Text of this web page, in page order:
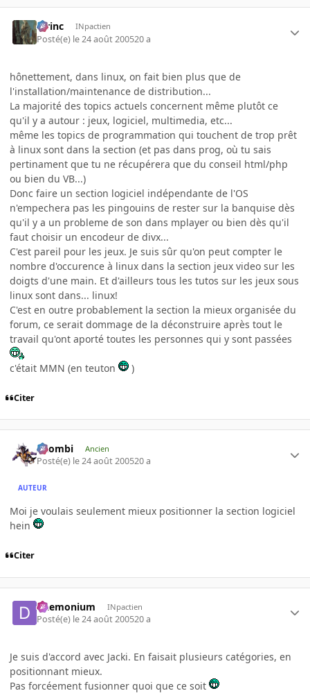
lorinc INpactien
Posté(e) le 24 août 200520 a
hônettement, dans linux, on fait bien plus que de
l'installation/maintenance de distribution...
La majorité des topics actuels concernent même plutôt ce
qu'il y a autour : jeux, logiciel, multimedia, etc...
même les topics de programmation qui touchent de trop prêt
à linux sont dans la section (et pas dans prog, où tu sais
pertinament que tu ne récupérera que du conseil html/php
ou bien du VB...)
Donc faire un section logiciel indépendante de l'OS
n'empechera pas les pingouins de rester sur la banquise dès
qu'il y a un probleme de son dans mplayer ou bien dès qu'il
faut choisir un encodeur de divx...
C'est pareil pour les jeux. Je suis sûr qu'on peut compter le
nombre d'occurence à linux dans la section jeux video sur les
doigts d'une main. Et d'ailleurs tous les tutos sur les jeux sous
linux sont dans... linux!
C'est en outre probablement la section la mieux organisée du
forum, ce serait dommage de la déconstruire après tout le
travail qu'ont aporté toutes les personnes qui y sont passées
c'était MMN (en teuton )
Citer
XZombi Ancien
Posté(e) le 24 août 200520 a
AUTEUR
Moi je voulais seulement mieux positionner la section logiciel
hein
Citer
Daemonium INpactien
Posté(e) le 24 août 200520 a
Je suis d'accord avec Jacki. En faisait plusieurs catégories, en
positionnant mieux.
Pas forcéement fusionner quoi que ce soit